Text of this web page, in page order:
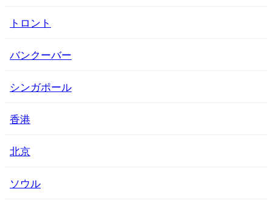
トロント
バンクーバー
シンガポール
香港
北京
ソウル